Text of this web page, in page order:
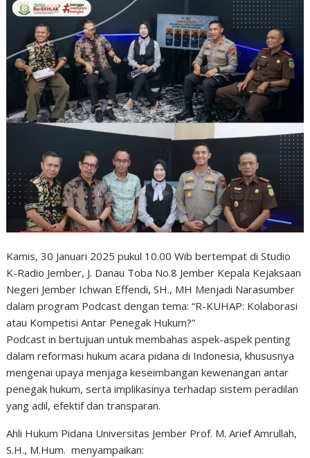
Kamis, 30 Januari 2025 pukul 10.00 Wib bertempat di Studio
K-Radio Jember, J. Danau Toba No.8 Jember Kepala Kejaksaan
Negeri Jember Ichwan Effendi, SH., MH Menjadi Narasumber
dalam program Podcast dengan tema: “R-KUHAP: Kolaborasi
atau Kompetisi Antar Penegak Hukum?”
Podcast in bertujuan untuk membahas aspek-aspek penting
dalam reformasi hukum acara pidana di Indonesia, khususnya
mengenai upaya menjaga keseimbangan kewenangan antar
penegak hukum, serta implikasinya terhadap sistem peradilan
yang adil, efektif dan transparan.
Ahli Hukum Pidana Universitas Jember Prof. M. Arief Amrullah,
S.H., M.Hum. menyampaikan: